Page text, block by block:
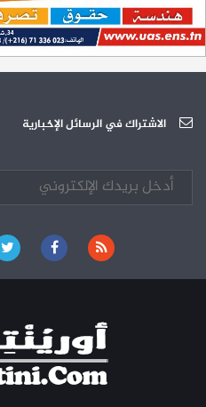
12-05 200 منحة لطلبة الطب التونسيين في جامعة هارفارد ‏الأمريكية‏
26-10 الجامعة العربية للعلوم تونس (U.A.S) : عرض لآخر إصدارات دار اليمامة
03-10 الجامعة العربية للعلوم : دورة تكوينية
الاشتراك في الرسائل الإخبارية